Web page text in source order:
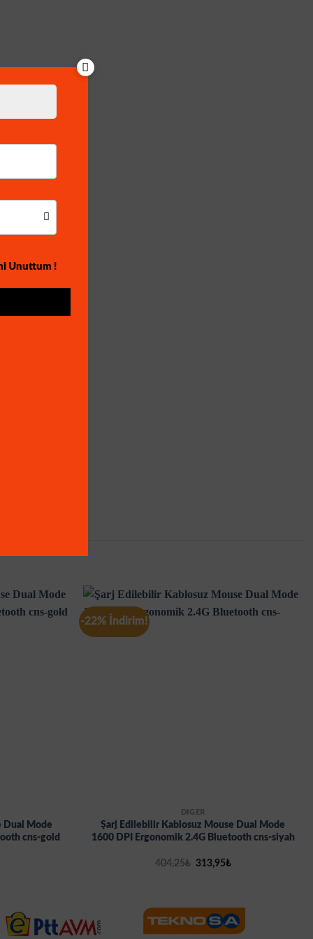
Dual Mode
cns-gold
-22% İndirim!
DİĞER
Şarj Edilebilir Kablosuz Mouse Dual Mode
1600 DPI Ergonomik 2.4G Bluetooth cns-siyah
404,25₺ Orijinal
313,95₺Şu
Unuttum !